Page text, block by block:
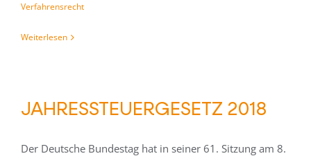
Verfahrensrecht
Weiterlesen
JAHRESSTEUERGESETZ 2018
Der Deutsche Bundestag hat in seiner 61. Sitzung am 8.